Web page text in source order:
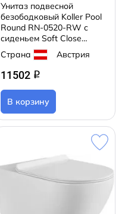
Унитаз подвесной
безободковый Koller Pool
Round RN-0520-RW с
сиденьем Soft Close
(микролифт)
Страна Австрия
11502 q
В корзину